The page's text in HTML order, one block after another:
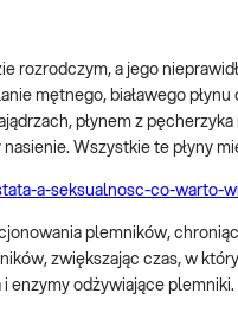
rozrodczym, a jego
mętnego, białawego
płynem z
Wszystkie te płyny
a-seksualnosc-co-warto-
plemników,
zwiększając czas, w
enzymy odżywiające plemniki.